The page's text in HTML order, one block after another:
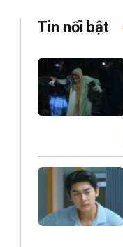
Tin nổi bật